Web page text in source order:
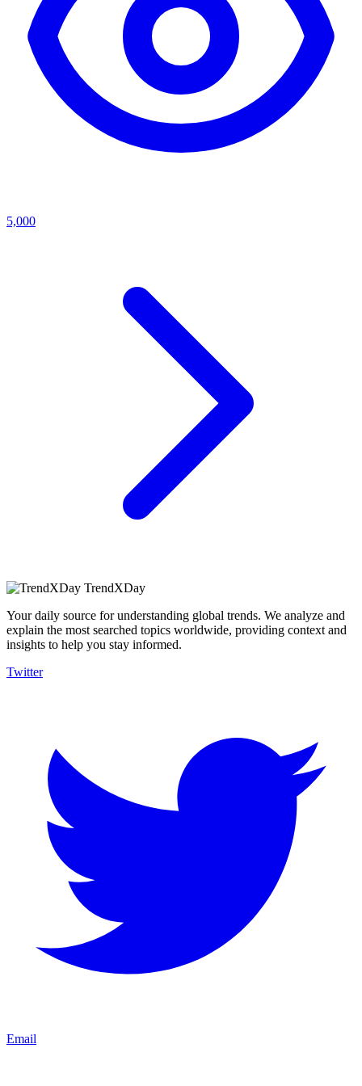
5,000
TrendXDay
Your daily source for understanding global trends. We analyze and
explain the most searched topics worldwide, providing context and
insights to help you stay informed.
Twitter
Email